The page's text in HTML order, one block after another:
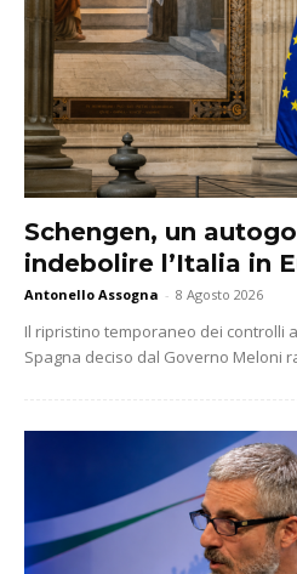
Schengen, un
indebolire l’Italia in
Antonello Assogna - 8 Agosto 2026
Il ripristino temporaneo dei controlli
Spagna deciso dal Governo Meloni